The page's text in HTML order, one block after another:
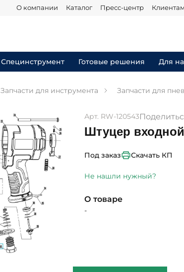
О компании Каталог Пресс-центр Клиентам
Специнструмент Готовые решения Для
Запчасти для инструмента Запчасти для
Арт. RW-120543
Штуцер
Под заказ Скачать КП
Не нашли нужный?
О товаре
-